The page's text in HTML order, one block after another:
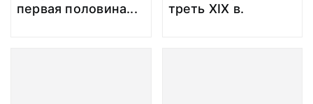
первая половина...
треть XIX в.